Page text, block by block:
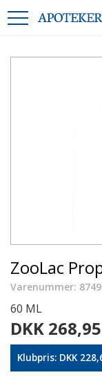
ZooLac
Varenummer:
60 ML
DKK 268,95
Klubpris: DKK